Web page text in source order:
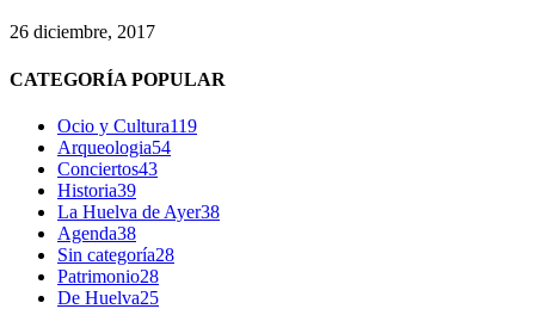
26 diciembre, 2017
CATEGORÍA POPULAR
Ocio y Cultura119
Arqueologia54
Conciertos43
Historia39
La Huelva de Ayer38
Agenda38
Sin categoría28
Patrimonio28
De Huelva25